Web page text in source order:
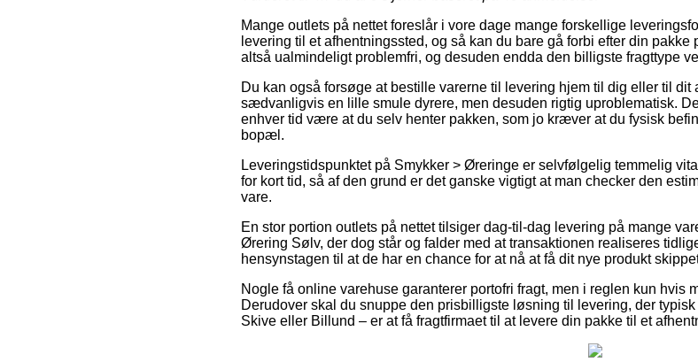
Mange outlets på nettet foreslår i vore dage mange forskellige
levering til et afhentningssted, og så kan du bare gå forbi efter din
altså ualmindeligt problemfri, og desuden endda den billigste fragttype
Du kan også forsøge at bestille varerne til levering hjem til dig eller til
sædvanligvis en lille smule dyrere, men desuden rigtig uproblematisk.
enhver tid være at du selv henter pakken, som jo kræver at du fysisk
bopæl.
Leveringstidspunktet på Smykker > Øreringe er selvfølgelig temmelig
for kort tid, så af den grund er det ganske vigtigt at man checker den
vare.
En stor portion outlets på nettet tilsiger dag-til-dag levering på mange
Ørering Sølv, der dog står og falder med at transaktionen realiseres
hensynstagen til at de har en chance for at nå at få dit nye produkt
Nogle få online varehuse garanterer portofri fragt, men i reglen kun hvis
Derudover skal du snuppe den prisbilligste løsning til levering, der
Skive eller Billund – er at få fragtfirmaet til at levere din pakke til et